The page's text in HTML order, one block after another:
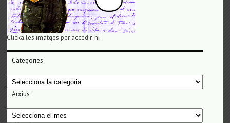
Clicka les imatges per accedir-hi
Categories
Categories
Arxius
Arxius